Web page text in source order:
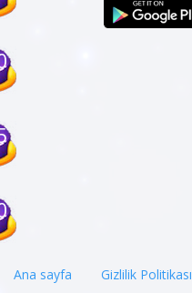
Ana sayfa Gizlilik Politikası